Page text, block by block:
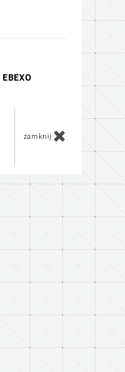
EBEXO
zamknij